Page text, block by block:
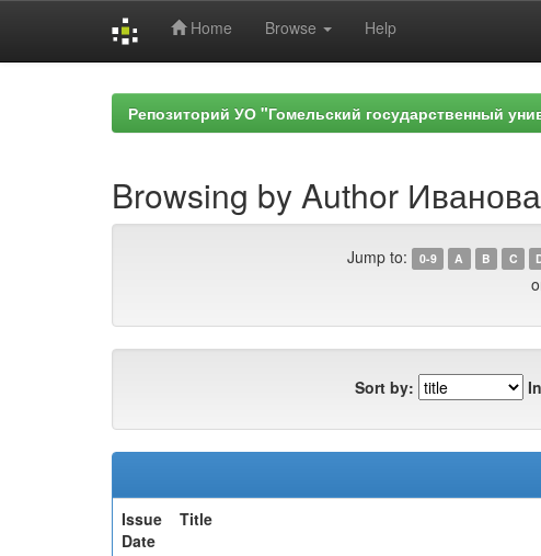
Home Browse Help
Репозиторий УО "Гомельский государственный
Browsing by Author
Jump to: 0-9 A B C
Sort by:
Issue
Date
Title